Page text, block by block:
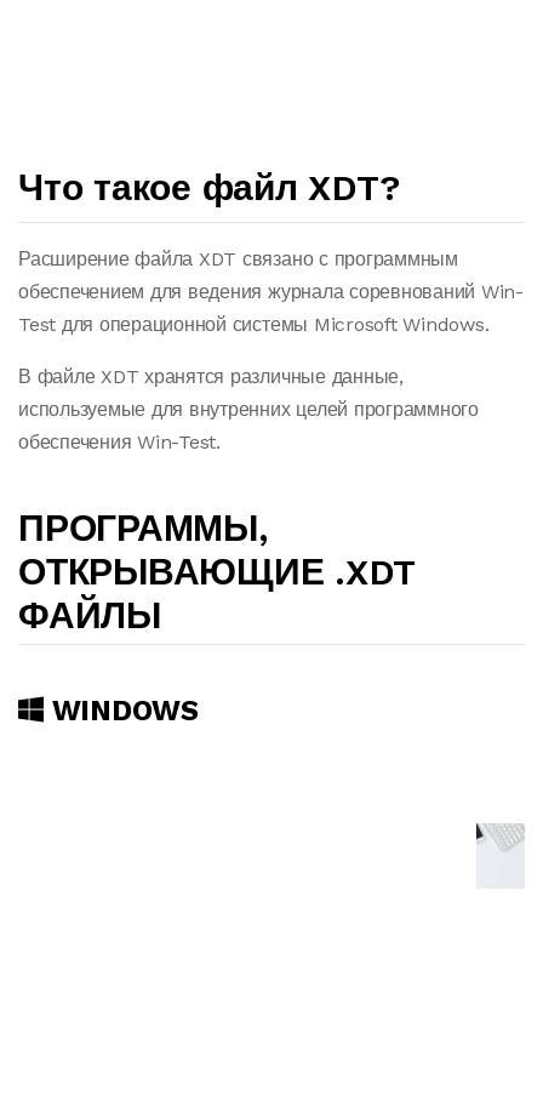
Что такое файл XDT?
Расширение файла XDT связано с программным
обеспечением для ведения журнала соревнований Win-
Test для операционной системы Microsoft Windows.
В файле XDT хранятся различные данные,
используемые для внутренних целей программного
обеспечения Win-Test.
ПРОГРАММЫ,
ОТКРЫВАЮЩИЕ .XDT
ФАЙЛЫ
WINDOWS